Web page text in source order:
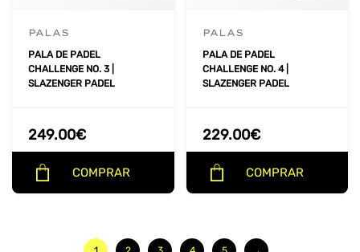
PALAS
PALA DE PADEL
CHALLENGE NO. 3 |
SLAZENGER PADEL
249.00€
COMPRAR
PALAS
PALA DE PADEL
CHALLENGE NO. 4 |
SLAZENGER PADEL
229.00€
COMPRAR